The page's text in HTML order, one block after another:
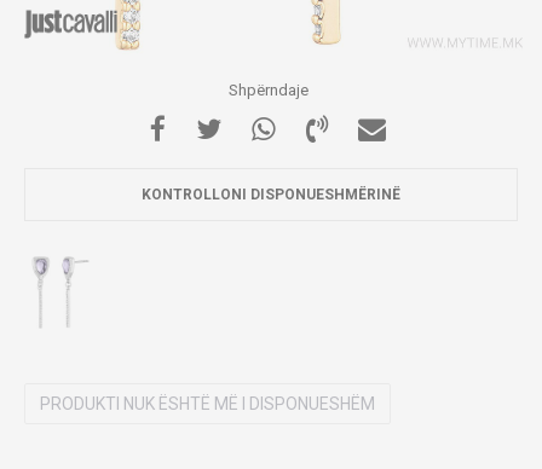
Shpërndaje
KONTROLLONI DISPONUESHMËRINË
PRODUKTI NUK ËSHTË MË I DISPONUESHËM